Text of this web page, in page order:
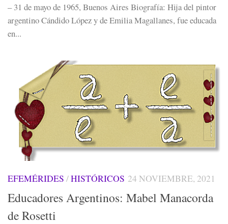
– 31 de mayo de 1965, Buenos Aires Biografía: Hija del pintor
argentino Cándido López y de Emilia Magallanes, fue educada
en...
EFEMÉRIDES /HISTÓRICOS 24 NOVIEMBRE, 2021
Educadores Argentinos: Mabel Manacorda
de Rosetti